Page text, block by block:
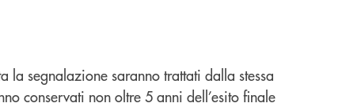
segnalazione saranno trattati dalla stessa
conservati non oltre 5 anni dell’esito finale